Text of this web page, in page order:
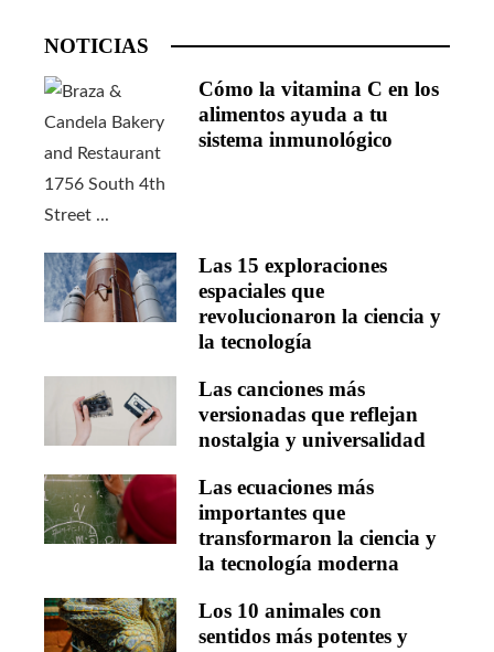
NOTICIAS
Cómo la vitamina C en los
alimentos ayuda a tu
sistema inmunológico
Las 15 exploraciones
espaciales que
revolucionaron la ciencia y
la tecnología
Las canciones más
versionadas que reflejan
nostalgia y universalidad
Las ecuaciones más
importantes que
transformaron la ciencia y
la tecnología moderna
Los 10 animales con
sentidos más potentes y